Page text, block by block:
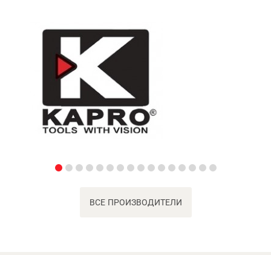
ВСЕ ПРОИЗВОДИТЕЛИ